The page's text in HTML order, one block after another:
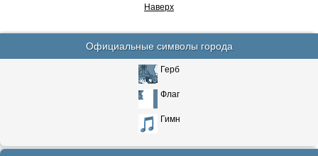
Наверх
Официальные символы города
Герб
Флаг
Гимн